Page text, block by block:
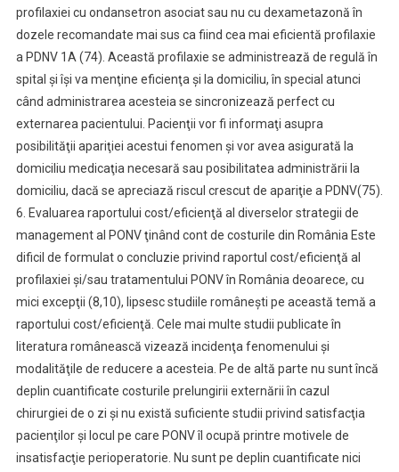
profilaxiei cu ondansetron asociat sau nu cu dexametazonă în
dozele recomandate mai sus ca fiind cea mai eficientă profilaxie
a PDNV 1A (74). Această profilaxie se administrează de regulă în
spital şi îşi va menţine eficienţa şi la domiciliu, în special atunci
când administrarea acesteia se sincronizează perfect cu
externarea pacientului. Pacienţii vor fi informaţi asupra
posibilităţii apariţiei acestui fenomen şi vor avea asigurată la
domiciliu medicaţia necesară sau posibilitatea administrării la
domiciliu, dacă se apreciază riscul crescut de apariţie a PDNV(75).
6. Evaluarea raportului cost/eficienţă al diverselor strategii de
management al PONV ţinând cont de costurile din România Este
dificil de formulat o concluzie privind raportul cost/eficienţă al
profilaxiei şi/sau tratamentului PONV în România deoarece, cu
mici excepţii (8,10), lipsesc studiile româneşti pe această temă a
raportului cost/eficienţă. Cele mai multe studii publicate în
literatura românească vizează incidenţa fenomenului şi
modalităţile de reducere a acesteia. Pe de altă parte nu sunt încă
deplin cuantificate costurile prelungirii externării în cazul
chirurgiei de o zi şi nu există suficiente studii privind satisfacţia
pacienţilor şi locul pe care PONV îl ocupă printre motivele de
insatisfacţie perioperatorie. Nu sunt pe deplin cuantificate nici